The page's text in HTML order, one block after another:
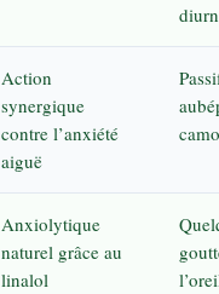
Action
synergique
contre l’anxiété
aiguë
Anxiolytique
naturel grâce au
linalol